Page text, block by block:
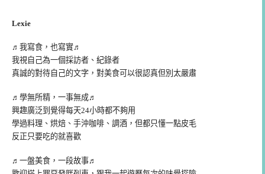
Lexie
♬我寫食，也寫實♬
我視自己為一個採訪者、紀錄者
真誠的對待自己的文字，對美食可以很認真但別太嚴肅
♬學無所精，一事無成♬
興趣廣泛到覺得每天24小時都不夠用
學過料理、烘焙、手沖咖啡、調酒，但都只懂一點皮毛
反正只要吃的就喜歡
♬一盤美食，一段故事♬